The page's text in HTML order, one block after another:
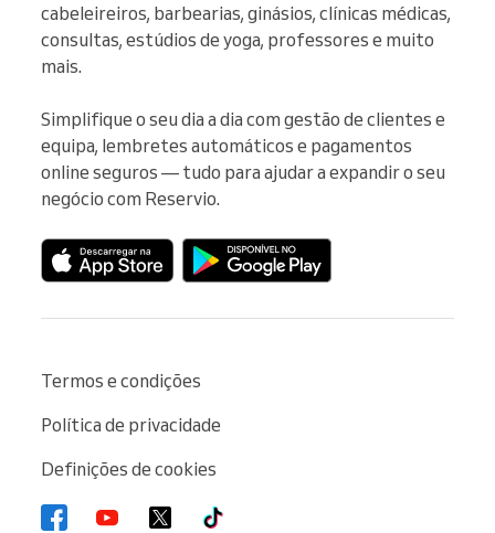
cabeleireiros, barbearias, ginásios, clínicas médicas,
consultas, estúdios de yoga, professores e muito
mais.
Simplifique o seu dia a dia com gestão de clientes e
equipa, lembretes automáticos e pagamentos
online seguros — tudo para ajudar a expandir o seu
negócio com Reservio.
Termos e condições
Política de privacidade
Definições de cookies